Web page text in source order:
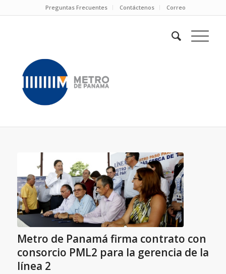
Preguntas Frecuentes Contáctenos Correo
Metro de Panamá firma contrato con
consorcio PML2 para la gerencia de la
línea 2